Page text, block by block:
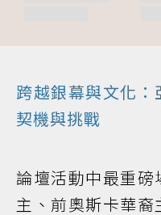
跨越銀幕與文化
契機與挑戰
論壇活動中最重
主、前奧斯卡華